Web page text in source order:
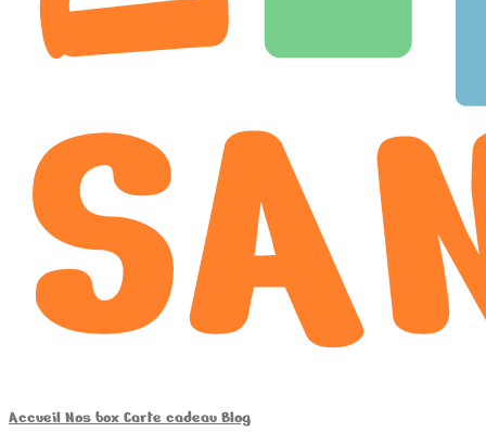
Accueil Nos box Carte cadeau Blog